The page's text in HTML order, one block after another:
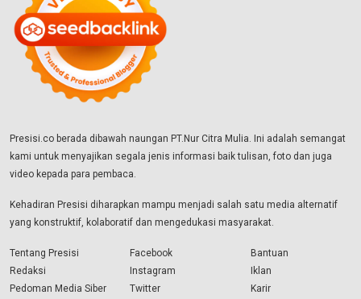
Presisi.co berada dibawah naungan PT.Nur Citra Mulia. Ini adalah semangat
kami untuk menyajikan segala jenis informasi baik tulisan, foto dan juga
video kepada para pembaca.
Kehadiran Presisi diharapkan mampu menjadi salah satu media alternatif
yang konstruktif, kolaboratif dan mengedukasi masyarakat.
Tentang Presisi
Redaksi
Pedoman Media Siber
Facebook
Instagram
Twitter
Bantuan
Iklan
Karir